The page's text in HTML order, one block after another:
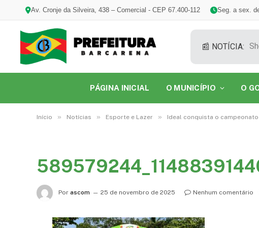
Av. Cronje da Silveira, 438 – Comercial - CEP 67.400-112 Seg. a sex.
📰 NOTÍCIA:
PÁGINA INICIAL O MUNICÍPIO O
Início » Notícias » Esporte e Lazer » Ideal conquista o
Por ascom 25 de novembro de 2025 Nenhum comentário